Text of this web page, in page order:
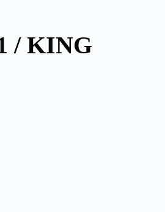
/ KING